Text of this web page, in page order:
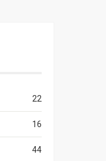
22
16
44